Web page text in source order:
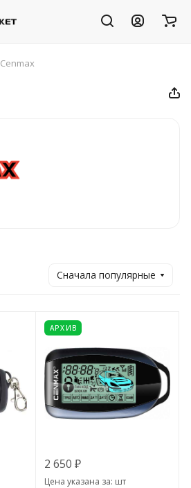
Cenmax
Сначала популярные
АРХИВ
2 650 ₽
Цена указана за: шт